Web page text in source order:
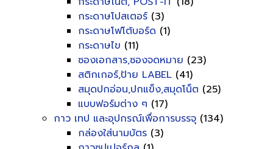
กระดาษโปสเตอร์ (3)
กระดาษโฟโต้บอร์ด (1)
กระดาษไข (11)
ซองเอกสาร,ซองจดหมาย (23)
สติกเกอร์,ป้าย LABEL (41)
สมุดปกอ่อน,ปกแข็ง,สมุดโน็ต (25)
แบบฟอร์มต่าง ๆ (17)
กาว เทป และอุปกรณ์เพื่อการบรรจุ (134)
กล่องใส่นามบัตร (3)